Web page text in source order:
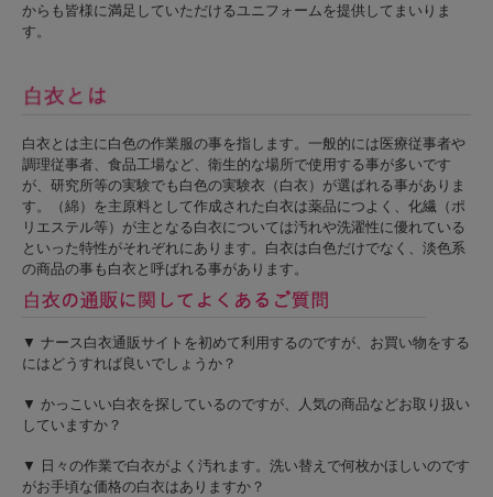
からも皆様に満足していただけるユニフォームを提供してまいりま
す。
白衣とは主に白色の作業服の事を指します。一般的には医療従事者や
調理従事者、食品工場など、衛生的な場所で使用する事が多いです
が、研究所等の実験でも白色の実験衣（白衣）が選ばれる事がありま
す。（綿）を主原料として作成された白衣は薬品につよく、化繊（ポ
リエステル等）が主となる白衣については汚れや洗濯性に優れている
といった特性がそれぞれにあります。白衣は白色だけでなく、淡色系
の商品の事も白衣と呼ばれる事があります。
▼ ナース白衣通販サイトを初めて利用するのですが、お買い物をする
にはどうすれば良いでしょうか？
▼ かっこいい白衣を探しているのですが、人気の商品などお取り扱い
していますか？
▼ 日々の作業で白衣がよく汚れます。洗い替えで何枚かほしいのです
がお手頃な価格の白衣はありますか？